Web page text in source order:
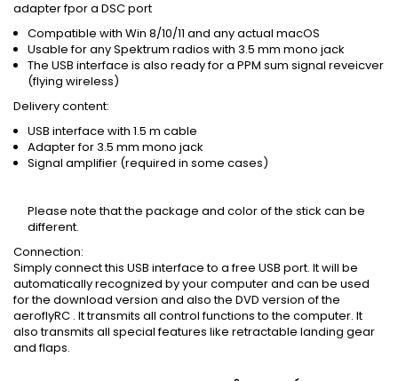
adapter fpor a DSC port
Compatible with Win 8/10/11 and any actual macOS
Usable for any Spektrum radios with 3.5 mm mono jack
The USB interface is also ready for a PPM sum signal reveicver
(flying wireless)
Delivery content:
USB interface with 1.5 m cable
Adapter for 3.5 mm mono jack
Signal amplifier (required in some cases)
Please note that the package and color of the stick can be
different.
Connection:
Simply connect this USB interface to a free USB port. It will be
automatically recognized by your computer and can be used
for the download version and also the DVD version of the
aeroflyRC . It transmits all control functions to the computer. It
also transmits all special features like retractable landing gear
and flaps.